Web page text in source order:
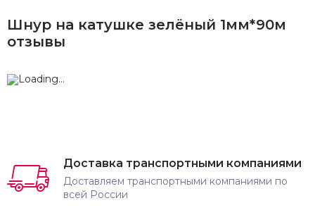
Шнур на катушке зелёный 1мм*90м
отзывы
Доставка транспортными компаниями
Доставляем транспортными компаниями по
всей России